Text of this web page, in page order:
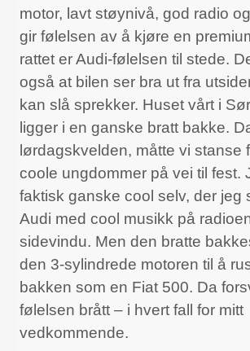
motor, lavt støynivå, god radio
gir følelsen av å kjøre en
rattet er Audi-følelsen til stede.
også at bilen ser bra ut fra
kan slå sprekker. Huset vårt i
ligger i en ganske bratt bakke.
lørdagskvelden, måtte vi stanse
coole ungdommer på vei til fest.
faktisk ganske cool selv, der jeg
Audi med cool musikk på
sidevindu. Men den bratte
den 3-sylindrede motoren til å
bakken som en Fiat 500. Da
følelsen brått – i hvert fall for mitt
vedkommende.